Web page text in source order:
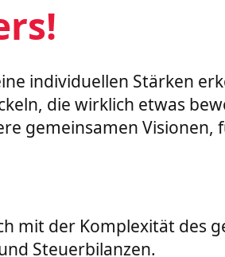
individuellen Stärken
die wirklich etwas
gemeinsamen
mit der Komplexität
Steuerbilanzen.